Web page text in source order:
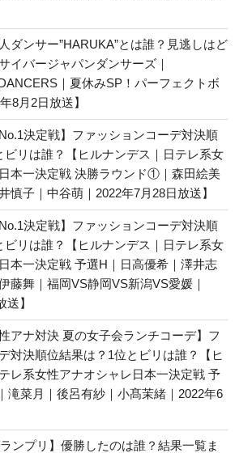
ダンサー”HARUKA”とは誰？見逃しはど
イバージャパンダンサーズ｜
｜夏休みSP！パーフェクトボ
8月2日放送】
決定戦】ファッションコーデ対決順
ビリは誰？【ヒルナンデス｜日テレ系女
本一決定戦 決勝ラウンド①｜森田絵美
慎子｜中谷萌｜2022年7月28日放送】
決定戦】ファッションコーデ対決順
ビリは誰？【ヒルナンデス｜日テレ系女
本一決定戦 予選H｜日高優希｜澤井志
藤舞｜福岡VS静岡VS新潟VS愛媛｜
】
アナ対決 夏の女子会ランチコーデ】フ
対決順位結果は？1位とビリは誰？【ヒ
レ系女性アナオシャレ日本一決定戦 予
滝菜月｜後呂有紗｜小髙茉緒｜2022年6
ランプリ】優勝したのは誰？結果一覧ま